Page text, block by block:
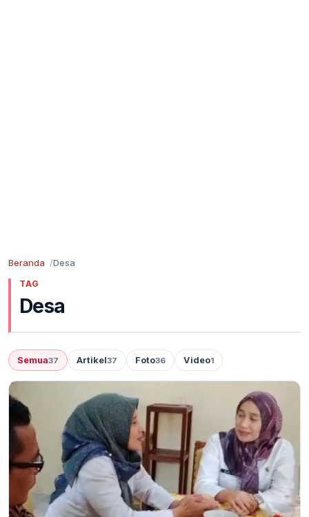
Beranda Desa
TAG
Desa
Semua37 Artikel37 Foto36 Video1